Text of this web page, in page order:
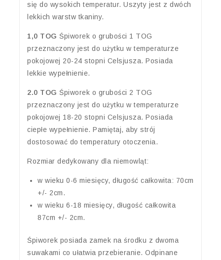
się do wysokich temperatur. Uszyty jest z dwóch
lekkich warstw tkaniny.
1,0 TOG Śpiworek o grubości 1 TOG
przeznaczony jest do użytku w temperaturze
pokojowej 20-24 stopni Celsjusza. Posiada
lekkie wypełnienie.
2.0 TOG Śpiworek o grubości 2 TOG
przeznaczony jest do użytku w temperaturze
pokojowej 18-20 stopni Celsjusza. Posiada
ciepłe wypełnienie. Pamiętaj, aby strój
dostosować do temperatury otoczenia.
Rozmiar dedykowany dla niemowląt:
w wieku 0-6 miesięcy, długość całkowita: 70cm
+/- 2cm.
w wieku 6-18 miesięcy, długość całkowita
87cm +/- 2cm.
Śpiworek posiada zamek na środku z dwoma
suwakami co ułatwia przebieranie. Odpinane